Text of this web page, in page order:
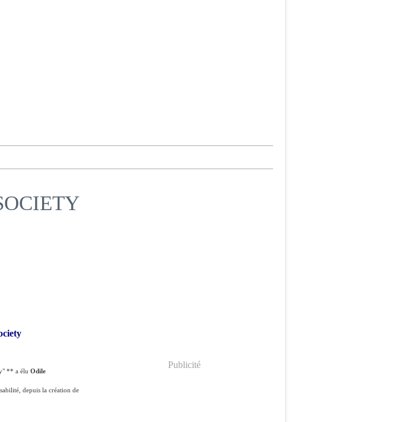
** a élu Odile
depuis la création de
Publicité